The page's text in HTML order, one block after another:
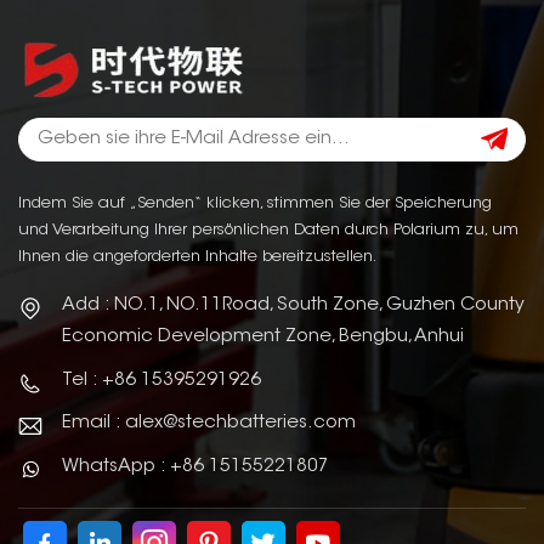
Indem Sie auf „Senden“ klicken, stimmen Sie der Speicherung
und Verarbeitung Ihrer persönlichen Daten durch Polarium zu, um
Ihnen die angeforderten Inhalte bereitzustellen.
Add : NO.1, NO.11Road, South Zone, Guzhen County
Economic Development Zone, Bengbu, Anhui
Tel : +86 15395291926
Email : alex@stechbatteries.com
WhatsApp : +86 15155221807